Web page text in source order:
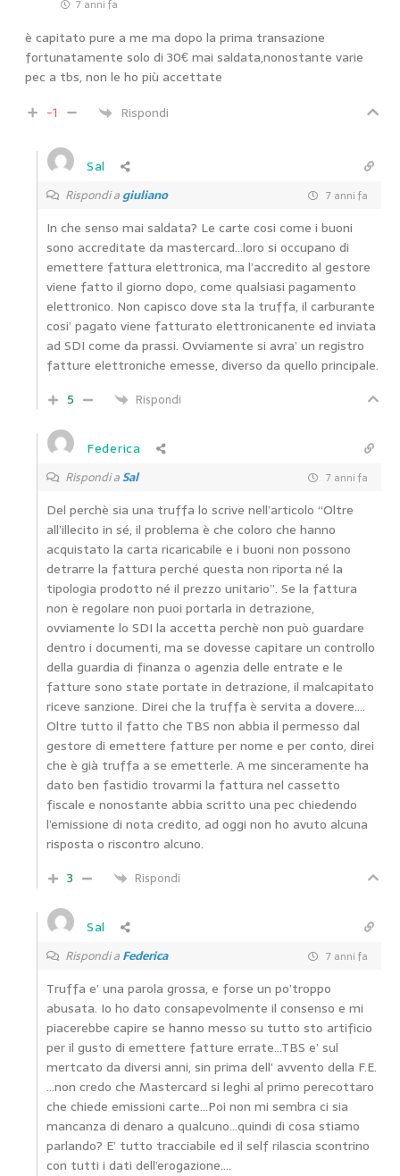
7 anni fa
è capitato pure a me ma dopo la prima transazione
fortunatamente solo di 30€ mai saldata,nonostante varie
pec a tbs, non le ho più accettate
-1
Rispondi
Sal
Rispondi agiuliano 7 anni fa
In che senso mai saldata? Le carte cosi come i buoni
sono accreditate da mastercard…loro si occupano di
emettere fattura elettronica, ma l’accredito al gestore
viene fatto il giorno dopo, come qualsiasi pagamento
elettronico. Non capisco dove sta la truffa, il carburante
cosi’ pagato viene fatturato elettronicanente ed inviata
ad SDI come da prassi. Ovviamente si avra’ un registro
fatture elettroniche emesse, diverso da quello principale.
5
Rispondi
Federica
Rispondi aSal 7 anni fa
Del perchè sia una truffa lo scrive nell’articolo “Oltre
all’illecito in sé, il problema è che coloro che hanno
acquistato la carta ricaricabile e i buoni non possono
detrarre la fattura perché questa non riporta né la
tipologia prodotto né il prezzo unitario”. Se la fattura
non è regolare non puoi portarla in detrazione,
ovviamente lo SDI la accetta perchè non può guardare
dentro i documenti, ma se dovesse capitare un controllo
della guardia di finanza o agenzia delle entrate e le
fatture sono state portate in detrazione, il malcapitato
riceve sanzione. Direi che la truffa è servita a dovere….
Oltre tutto il fatto che TBS non abbia il permesso dal
gestore di emettere fatture per nome e per conto, direi
che è già truffa a se emetterle. A me sinceramente ha
dato ben fastidio trovarmi la fattura nel cassetto
fiscale e nonostante abbia scritto una pec chiedendo
l’emissione di nota credito, ad oggi non ho avuto alcuna
risposta o riscontro alcuno.
3
Rispondi
Sal
Rispondi aFederica 7 anni fa
Truffa e’ una parola grossa, e forse un po’troppo
abusata. Io ho dato consapevolmente il consenso e mi
piacerebbe capire se hanno messo su tutto sto artificio
per il gusto di emettere fatture errate…TBS e’ sul
mertcato da diversi anni, sin prima dell’ avvento della F.E.
…non credo che Mastercard si leghi al primo perecottaro
che chiede emissioni carte…Poi non mi sembra ci sia
mancanza di denaro a qualcuno…quindi di cosa stiamo
parlando? E’ tutto tracciabile ed il self rilascia scontrino
con tutti i dati dell’erogazione….